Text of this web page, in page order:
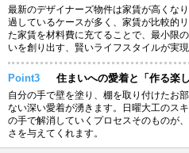
最新のデザイナーズ物件は家賃が高くな
過しているケースが多く、家賃が比較的
た家賃を材料費に充てることで、最小限
いを創り出す、賢いライフスタイルが実現
Point3 住まいへの愛着と「作る楽
自分の手で壁を塗り、棚を取り付けたお
ない深い愛着が湧きます。日曜大工のス
の手で解消していくプロセスそのものが
さを与えてくれます。